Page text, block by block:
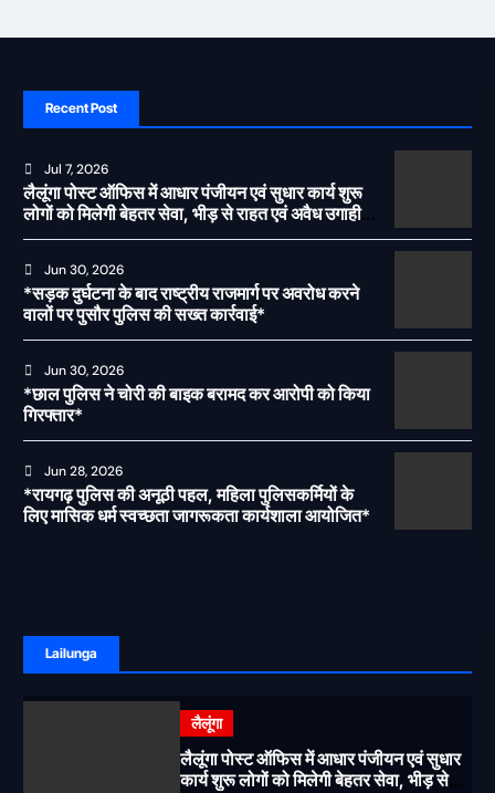
Recent Post
Jul 7, 2026
लैलूंगा पोस्ट ऑफिस में आधार पंजीयन एवं सुधार कार्य शुरू
लोगों को मिलेगी बेहतर सेवा, भीड़ से राहत एवं अवैध उगाही
पर लगेगी रोक
Jun 30, 2026
*सड़क दुर्घटना के बाद राष्ट्रीय राजमार्ग पर अवरोध करने
वालों पर पुसौर पुलिस की सख्त कार्रवाई*
Jun 30, 2026
*छाल पुलिस ने चोरी की बाइक बरामद कर आरोपी को किया
गिरफ्तार*
Jun 28, 2026
*रायगढ़ पुलिस की अनूठी पहल, महिला पुलिसकर्मियों के
लिए मासिक धर्म स्वच्छता जागरूकता कार्यशाला आयोजित*
Lailunga
लैलूंगा
लैलूंगा पोस्ट ऑफिस में आधार पंजीयन एवं सुधार
कार्य शुरू लोगों को मिलेगी बेहतर सेवा, भीड़ से